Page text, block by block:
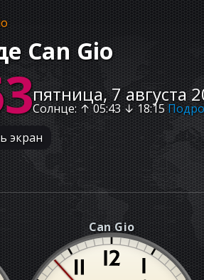
Can Gio
пятница, 7 августа
Солнце: ↑05:43↓18:15
экран
Can Gio